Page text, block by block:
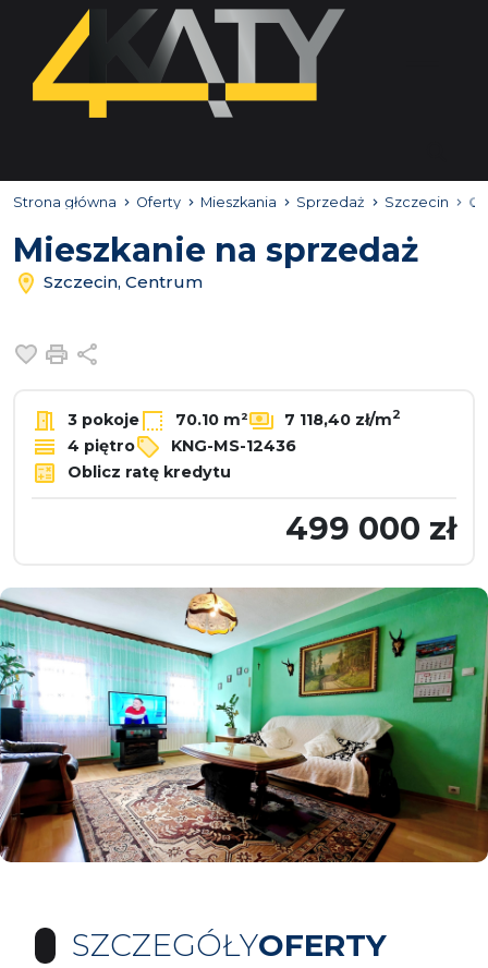
Strona główna Oferty Mieszkania Sprzedaż Szczecin
Mieszkanie na sprzedaż
Szczecin, Centrum
Dodaj do ulubionych
Drukuj
3 pokoje 70.10 m² 7 118,40 zł/m2
4 piętro
KNG-MS-12436
Oblicz ratę kredytu
499 000 zł
SZCZEGÓŁYOFERTY